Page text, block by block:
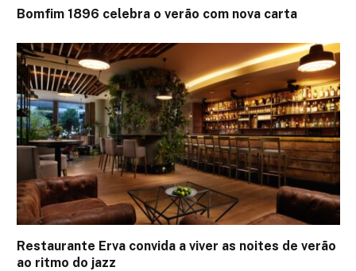
Bomfim 1896 celebra o verão com nova carta
Restaurante Erva convida a viver as noites de verão
ao ritmo do jazz